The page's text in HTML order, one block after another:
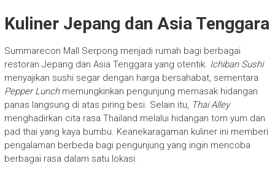
Kuliner Jepang dan Asia Tenggara
Summarecon Mall Serpong menjadi rumah bagi berbagai
restoran Jepang dan Asia Tenggara yang otentik. Ichiban Sushi
menyajikan sushi segar dengan harga bersahabat, sementara
Pepper Lunchmemungkinkan pengunjung memasak hidangan
panas langsung di atas piring besi. Selain itu, Thai Alley
menghadirkan cita rasa Thailand melalui hidangan tom yum dan
pad thai yang kaya bumbu. Keanekaragaman kuliner ini memberi
pengalaman berbeda bagi pengunjung yang ingin mencoba
berbagai rasa dalam satu lokasi.